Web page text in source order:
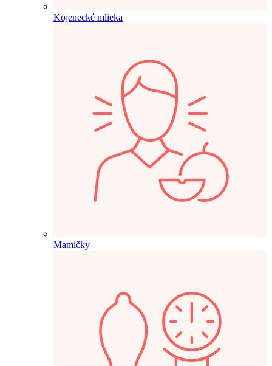
Kojenecké mlieka
Mamičky